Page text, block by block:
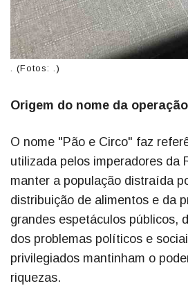
. (Fotos: .)
Origem do nome da operação
O nome "Pão e Circo" faz
utilizada pelos imperadores da
manter a população distraída
distribuição de alimentos e da
grandes espetáculos públicos,
dos problemas políticos e
privilegiados mantinham o
riquezas.